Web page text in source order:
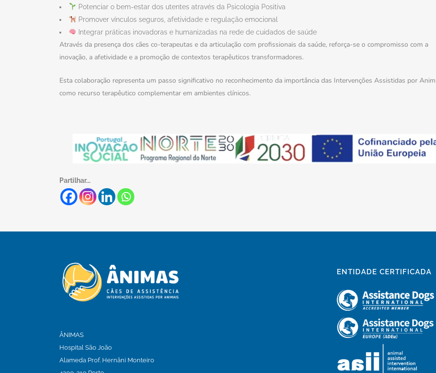
Potenciar o bem-estar dos utentes através da Psicologia Positiva
Promover vínculos seguros, afetividade e regulação emocional
Integrar práticas inovadoras e humanizadas na rede de cuidados de saúde
Através da presença dos cães co-terapeutas e da articulação com profissionais da saúde, reforça-se o compromisso com a
inovação, a afetividade e a promoção de contextos terapêuticos transformadores.
Esta colaboração representa um passo significativo no reconhecimento da importância das Intervenções Assistidas por
como recurso terapêutico complementar em ambientes clínicos.
Partilhar...
ÂNIMAS
Hospital São João
Alameda Prof. Hernâni Monteiro
ENTIDADE CERTIFICADA